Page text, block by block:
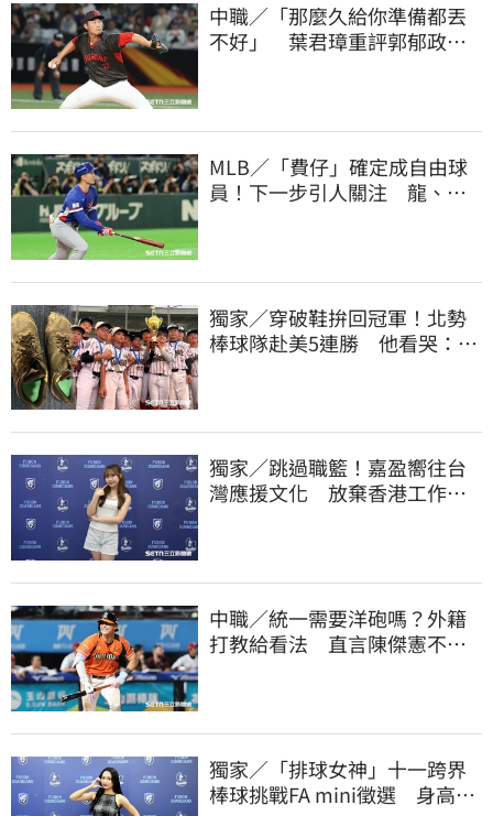
中職／「那麼久給你準備都丟
不好」 葉君璋重評郭郁政對
MLB／「費仔」確定成自由球
員！下一步引人關注 龍、獅
獨家／穿破鞋拚回冠軍！北勢
棒球隊赴美5連勝 他看哭：台
獨家／跳過職籃！嘉盈嚮往台
灣應援文化 放棄香港工作跨
中職／統一需要洋砲嗎？外籍
打教給看法 直言陳傑憲不能
獨家／「排球女神」十一跨界
棒球挑戰FA mini徵選 身高